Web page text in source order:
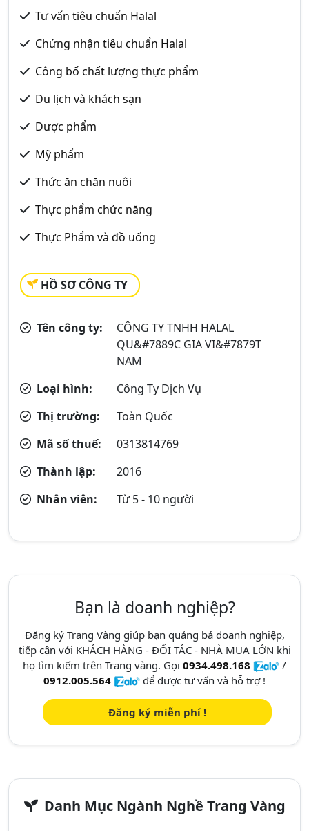
Tư vấn tiêu chuẩn Halal
Chứng nhận tiêu chuẩn Halal
Công bố chất lượng thực phẩm
Du lịch và khách sạn
Dược phẩm
Mỹ phẩm
Thức ăn chăn nuôi
Thực phẩm chức năng
Thực Phẩm và đồ uống
HỒ SƠ CÔNG TY
Tên công ty:
CÔNG TY TNHH HALAL
QU&#7889C GIA VI&#7879T
NAM
Loại hình:
Công Ty Dịch Vụ
Thị trường:
Toàn Quốc
Mã số thuế:
0313814769
Thành lập:
2016
Nhân viên:
Từ 5 - 10 người
Bạn là doanh nghiệp?
Đăng ký Trang Vàng giúp bạn quảng bá doanh nghiệp,
tiếp cận với KHÁCH HÀNG - ĐỐI TÁC - NHÀ MUA LỚN khi
họ tìm kiếm trên Trang vàng. Gọi 0934.498.168
/
0912.005.564
để được tư vấn và hỗ trợ !
Đăng ký miễn phí !
Danh Mục Ngành Nghề Trang Vàng